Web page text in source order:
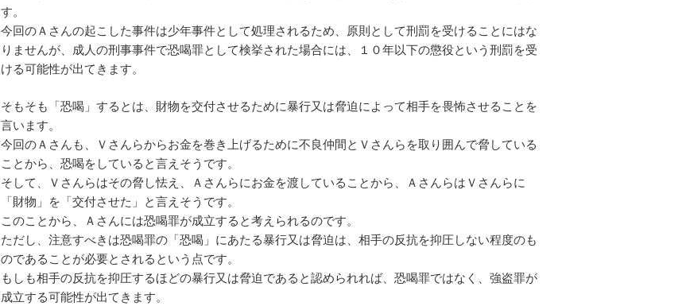
す。
今回のＡさんの起こした事件は少年事件として処理されるため、原則として刑罰を受けることにはな
りませんが、成人の刑事事件で恐喝罪として検挙された場合には、１０年以下の懲役という刑罰を受
ける可能性が出てきます。
そもそも「恐喝」するとは、財物を交付させるために暴行又は脅迫によって相手を畏怖させることを
言います。
今回のＡさんも、Ｖさんらからお金を巻き上げるために不良仲間とＶさんらを取り囲んで脅している
ことから、恐喝をしていると言えそうです。
そして、Ｖさんらはその脅し怯え、Ａさんらにお金を渡していることから、ＡさんらはＶさんらに
「財物」を「交付させた」と言えそうです。
このことから、Ａさんには恐喝罪が成立すると考えられるのです。
ただし、注意すべきは恐喝罪の「恐喝」にあたる暴行又は脅迫は、相手の反抗を抑圧しない程度のも
のであることが必要とされるという点です。
もしも相手の反抗を抑圧するほどの暴行又は脅迫であると認められれば、恐喝罪ではなく、強盗罪が
成立する可能性が出てきます。